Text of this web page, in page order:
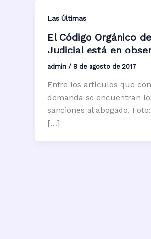
Las Últimas
El Código Orgánico
Judicial está en
admin / 8 de agosto de 2017
Entre los artículos que
demanda se encuentran
sanciones al abogado.
[…]